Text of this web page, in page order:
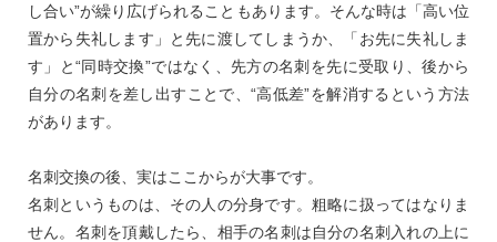
し合い”が繰り広げられることもあります。そんな時は「高い位
置から失礼します」と先に渡してしまうか、「お先に失礼しま
す」と“同時交換”ではなく、先方の名刺を先に受取り、後から
自分の名刺を差し出すことで、“高低差”を解消するという方法
があります。
名刺交換の後、実はここからが大事です。
名刺というものは、その人の分身です。粗略に扱ってはなりま
せん。名刺を頂戴したら、相手の名刺は自分の名刺入れの上に